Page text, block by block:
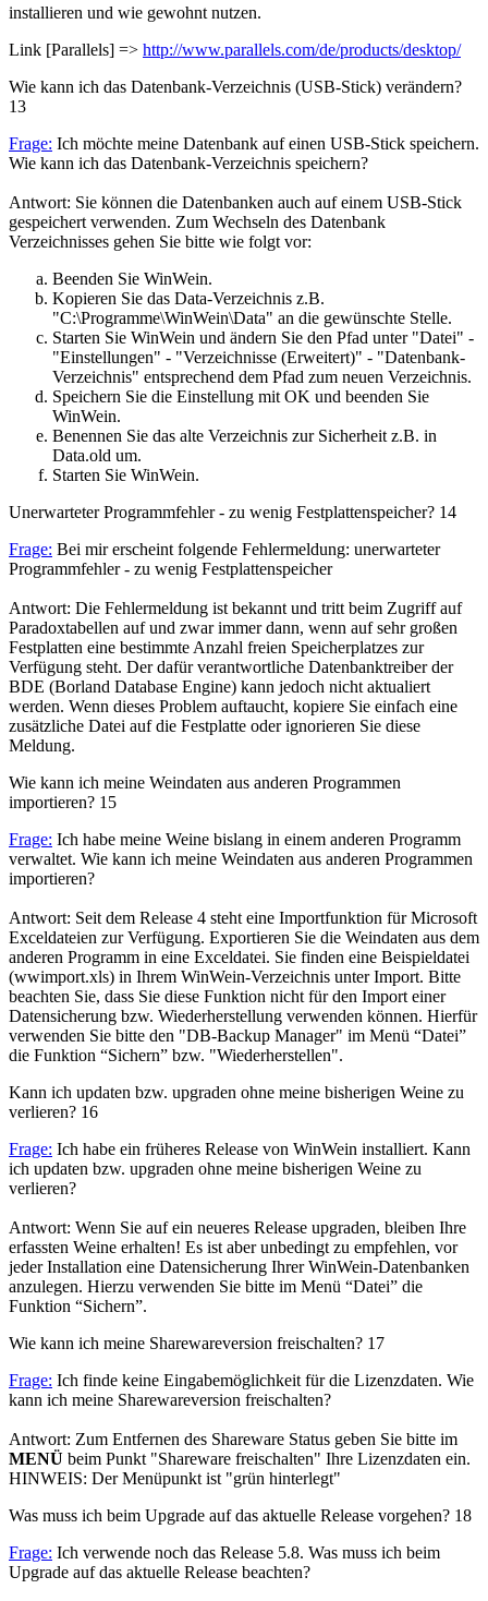
installieren und wie gewohnt nutzen.
Link [Parallels] => http://www.parallels.com/de/products/desktop/
Wie kann ich das Datenbank-Verzeichnis (USB-Stick) verändern?
13
Frage: Ich möchte meine Datenbank auf einen USB-Stick speichern.
Wie kann ich das Datenbank-Verzeichnis speichern?
Antwort: Sie können die Datenbanken auch auf einem USB-Stick
gespeichert verwenden. Zum Wechseln des Datenbank
Verzeichnisses gehen Sie bitte wie folgt vor:
Beenden Sie WinWein.
Kopieren Sie das Data-Verzeichnis z.B.
"C:\Programme\WinWein\Data" an die gewünschte Stelle.
Starten Sie WinWein und ändern Sie den Pfad unter "Datei" -
"Einstellungen" - "Verzeichnisse (Erweitert)" - "Datenbank-
Verzeichnis" entsprechend dem Pfad zum neuen Verzeichnis.
Speichern Sie die Einstellung mit OK und beenden Sie
WinWein.
Benennen Sie das alte Verzeichnis zur Sicherheit z.B. in
Data.old um.
Starten Sie WinWein.
Unerwarteter Programmfehler - zu wenig Festplattenspeicher? 14
Frage: Bei mir erscheint folgende Fehlermeldung: unerwarteter
Programmfehler - zu wenig Festplattenspeicher
Antwort: Die Fehlermeldung ist bekannt und tritt beim Zugriff auf
Paradoxtabellen auf und zwar immer dann, wenn auf sehr großen
Festplatten eine bestimmte Anzahl freien Speicherplatzes zur
Verfügung steht. Der dafür verantwortliche Datenbanktreiber der
BDE (Borland Database Engine) kann jedoch nicht aktualiert
werden. Wenn dieses Problem auftaucht, kopiere Sie einfach eine
zusätzliche Datei auf die Festplatte oder ignorieren Sie diese
Meldung.
Wie kann ich meine Weindaten aus anderen Programmen
importieren? 15
Frage: Ich habe meine Weine bislang in einem anderen Programm
verwaltet. Wie kann ich meine Weindaten aus anderen Programmen
importieren?
Antwort: Seit dem Release 4 steht eine Importfunktion für Microsoft
Exceldateien zur Verfügung. Exportieren Sie die Weindaten aus dem
anderen Programm in eine Exceldatei. Sie finden eine Beispieldatei
(wwimport.xls) in Ihrem WinWein-Verzeichnis unter Import. Bitte
beachten Sie, dass Sie diese Funktion nicht für den Import einer
Datensicherung bzw. Wiederherstellung verwenden können. Hierfür
verwenden Sie bitte den "DB-Backup Manager" im Menü “Datei”
die Funktion “Sichern” bzw. "Wiederherstellen".
Kann ich updaten bzw. upgraden ohne meine bisherigen Weine zu
verlieren? 16
Frage: Ich habe ein früheres Release von WinWein installiert. Kann
ich updaten bzw. upgraden ohne meine bisherigen Weine zu
verlieren?
Antwort: Wenn Sie auf ein neueres Release upgraden, bleiben Ihre
erfassten Weine erhalten! Es ist aber unbedingt zu empfehlen, vor
jeder Installation eine Datensicherung Ihrer WinWein-Datenbanken
anzulegen. Hierzu verwenden Sie bitte im Menü “Datei” die
Funktion “Sichern”.
Wie kann ich meine Sharewareversion freischalten? 17
Frage: Ich finde keine Eingabemöglichkeit für die Lizenzdaten. Wie
kann ich meine Sharewareversion freischalten?
Antwort: Zum Entfernen des Shareware Status geben Sie bitte im
MENÜ beim Punkt "Shareware freischalten" Ihre Lizenzdaten ein.
HINWEIS: Der Menüpunkt ist "grün hinterlegt"
Was muss ich beim Upgrade auf das aktuelle Release vorgehen? 18
Frage: Ich verwende noch das Release 5.8. Was muss ich beim
Upgrade auf das aktuelle Release beachten?